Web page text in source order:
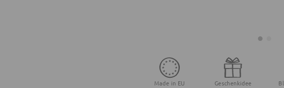
Made in EU Geschenkidee